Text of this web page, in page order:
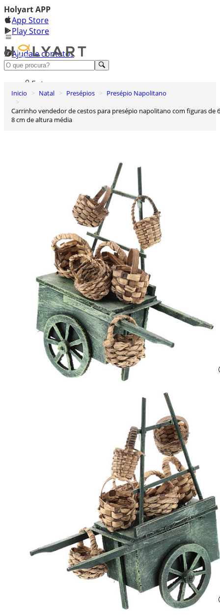
Holyart APP
App Store
Play Store
Ajuda e contatos
Conheça premium
Entrar
Lista de Desejos
0
Carrinho de Compras
Inicio Natal Presépios
Presépio Napolitano
Carrinho vendedor de cestos para presépio napolitano com figuras de 6-
8 cm de altura média